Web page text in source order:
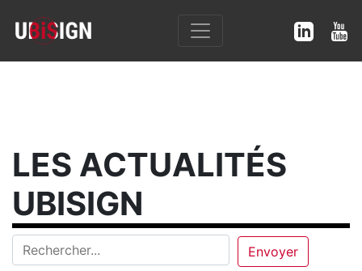
LES ACTUALITÉS
UBISIGN